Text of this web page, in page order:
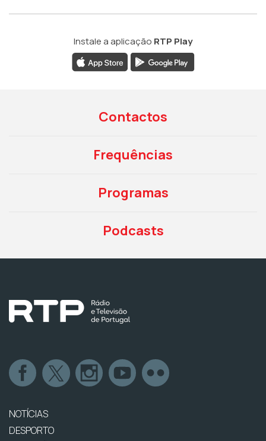
Instale a aplicação RTP Play
Contactos
Frequências
Programas
Podcasts
NOTÍCIAS
DESPORTO